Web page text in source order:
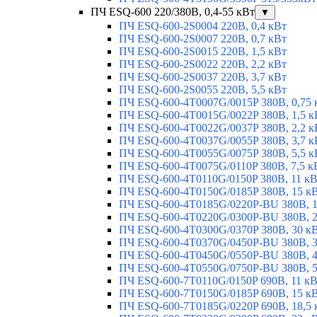
ПЧ ESQ-600 220/380В, 0,4-55 кВт
▼
ПЧ ESQ-600-2S0004 220В, 0,4 кВт
ПЧ ESQ-600-2S0007 220В, 0,7 кВт
ПЧ ESQ-600-2S0015 220В, 1,5 кВт
ПЧ ESQ-600-2S0022 220В, 2,2 кВт
ПЧ ESQ-600-2S0037 220В, 3,7 кВт
ПЧ ESQ-600-2S0055 220В, 5,5 кВт
ПЧ ESQ-600-4T0007G/0015P 380В, 0,75
ПЧ ESQ-600-4T0015G/0022P 380В, 1,5
ПЧ ESQ-600-4T0022G/0037P 380В, 2,2
ПЧ ESQ-600-4T0037G/0055P 380В, 3,7
ПЧ ESQ-600-4T0055G/0075P 380В, 5,5
ПЧ ESQ-600-4T0075G/0110P 380В, 7,5
ПЧ ESQ-600-4T0110G/0150P 380В, 11
ПЧ ESQ-600-4T0150G/0185P 380В, 15
ПЧ ESQ-600-4T0185G/0220P-BU 380В,
ПЧ ESQ-600-4T0220G/0300P-BU 380В,
ПЧ ESQ-600-4T0300G/0370P 380В, 30
ПЧ ESQ-600-4T0370G/0450P-BU 380В,
ПЧ ESQ-600-4T0450G/0550P-BU 380В,
ПЧ ESQ-600-4T0550G/0750P-BU 380В,
ПЧ ESQ-600-7T0110G/0150P 690В, 11
ПЧ ESQ-600-7T0150G/0185P 690В, 15
ПЧ ESQ-600-7T0185G/0220P 690В, 18,5